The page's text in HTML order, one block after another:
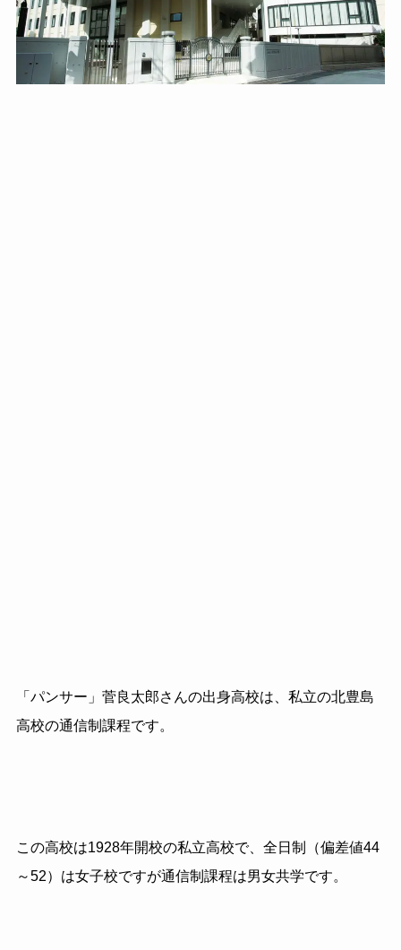
「パンサー」菅良太郎さんの出身高校は、私立の北豊島
高校の通信制課程です。
この高校は1928年開校の私立高校で、全日制（偏差値44
～52）は女子校ですが通信制課程は男女共学です。